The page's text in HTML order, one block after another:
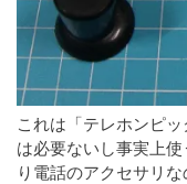
これは「テレホンピ
は必要ないし事実上
り電話のアクセサリ